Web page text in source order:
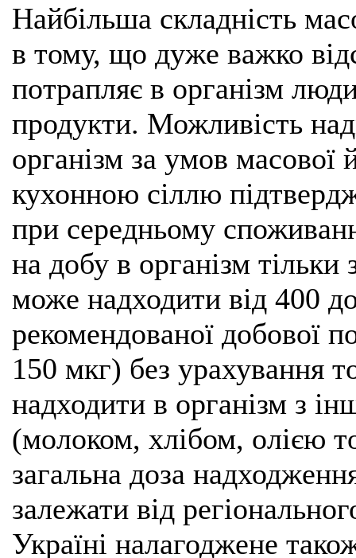
Найбільша складність
в тому, що дуже важко
потрапляє в організм
продукти. Можливість
організм за умов
кухонною сіллю
при середньому
на добу в організм
може надходити від 400
рекомендованої добової
150 мкг) без урахування
надходити в організм з
(молоком, хлібом, олією
загальна доза
залежати від
Україні налагоджене